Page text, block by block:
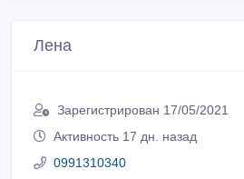
Лена
Зарегистрирован 17/05/2021
Активность 17 дн. назад
0991310340